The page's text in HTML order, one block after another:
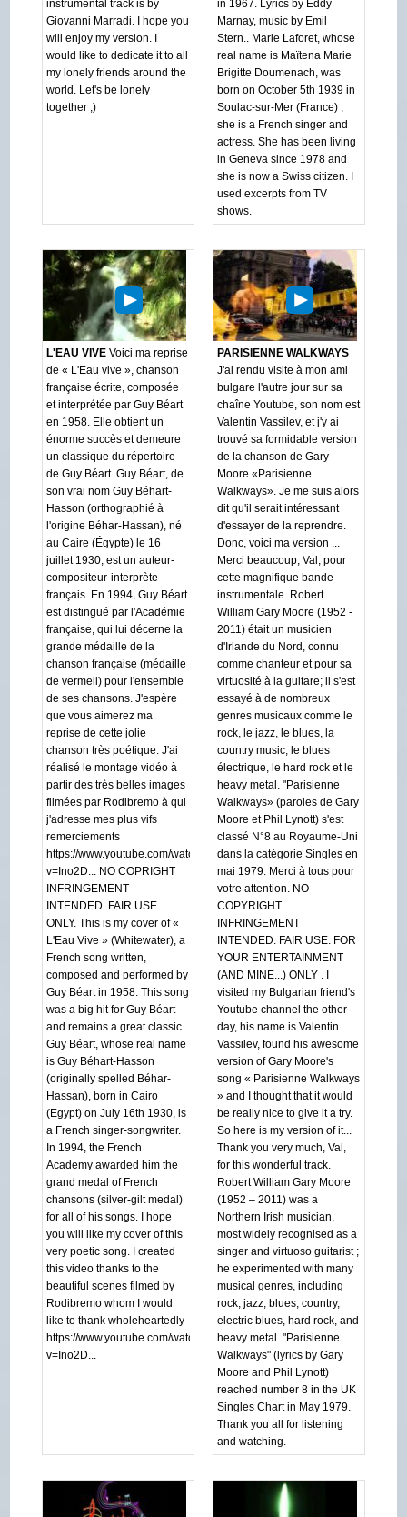
instrumental track is by
Giovanni Marradi. I hope you
will enjoy my version. I
would like to dedicate it to all
my lonely friends around the
world. Let's be lonely
together ;)
in 1967. Lyrics by Eddy
Marnay, music by Emil
Stern.. Marie Laforet, whose
real name is Maïtena Marie
Brigitte Doumenach, was
born on October 5th 1939 in
Soulac-sur-Mer (France) ;
she is a French singer and
actress. She has been living
in Geneva since 1978 and
she is now a Swiss citizen. I
used excerpts from TV
shows.
L'EAU VIVE Voici ma reprise
de « L'Eau vive », chanson
française écrite, composée
et interprétée par Guy Béart
en 1958. Elle obtient un
énorme succès et demeure
un classique du répertoire
de Guy Béart. Guy Béart, de
son vrai nom Guy Béhart-
Hasson (orthographié à
l'origine Béhar-Hassan), né
au Caire (Égypte) le 16
juillet 1930, est un auteur-
compositeur-interprète
français. En 1994, Guy Béart
est distingué par l'Académie
française, qui lui décerne la
grande médaille de la
chanson française (médaille
de vermeil) pour l'ensemble
de ses chansons. J'espère
que vous aimerez ma
reprise de cette jolie
chanson très poétique. J'ai
réalisé le montage vidéo à
partir des très belles images
filmées par Rodibremo à qui
j'adresse mes plus vifs
remerciements
https://www.youtube.com/watch?
v=Ino2D... NO COPRIGHT
INFRINGEMENT
INTENDED. FAIR USE
ONLY. This is my cover of «
L'Eau Vive » (Whitewater), a
French song written,
composed and performed by
Guy Béart in 1958. This song
was a big hit for Guy Béart
and remains a great classic.
Guy Béart, whose real name
is Guy Béhart-Hasson
(originally spelled Béhar-
Hassan), born in Cairo
(Egypt) on July 16th 1930, is
a French singer-songwriter.
In 1994, the French
Academy awarded him the
grand medal of French
chansons (silver-gilt medal)
for all of his songs. I hope
you will like my cover of this
very poetic song. I created
this video thanks to the
beautiful scenes filmed by
Rodibremo whom I would
like to thank wholeheartedly
https://www.youtube.com/watch?
v=Ino2D...
PARISIENNE WALKWAYS
J'ai rendu visite à mon ami
bulgare l'autre jour sur sa
chaîne Youtube, son nom est
Valentin Vassilev, et j'y ai
trouvé sa formidable version
de la chanson de Gary
Moore «Parisienne
Walkways». Je me suis alors
dit qu'il serait intéressant
d'essayer de la reprendre.
Donc, voici ma version ...
Merci beaucoup, Val, pour
cette magnifique bande
instrumentale. Robert
William Gary Moore (1952 -
2011) était un musicien
d'Irlande du Nord, connu
comme chanteur et pour sa
virtuosité à la guitare; il s'est
essayé à de nombreux
genres musicaux comme le
rock, le jazz, le blues, la
country music, le blues
électrique, le hard rock et le
heavy metal. "Parisienne
Walkways» (paroles de Gary
Moore et Phil Lynott) s'est
classé N°8 au Royaume-Uni
dans la catégorie Singles en
mai 1979. Merci à tous pour
votre attention. NO
COPYRIGHT
INFRINGEMENT
INTENDED. FAIR USE. FOR
YOUR ENTERTAINMENT
(AND MINE...) ONLY . I
visited my Bulgarian friend's
Youtube channel the other
day, his name is Valentin
Vassilev, found his awesome
version of Gary Moore's
song « Parisienne Walkways
» and I thought that it would
be really nice to give it a try.
So here is my version of it...
Thank you very much, Val,
for this wonderful track.
Robert William Gary Moore
(1952 – 2011) was a
Northern Irish musician,
most widely recognised as a
singer and virtuoso guitarist ;
he experimented with many
musical genres, including
rock, jazz, blues, country,
electric blues, hard rock, and
heavy metal. "Parisienne
Walkways" (lyrics by Gary
Moore and Phil Lynott)
reached number 8 in the UK
Singles Chart in May 1979.
Thank you all for listening
and watching.